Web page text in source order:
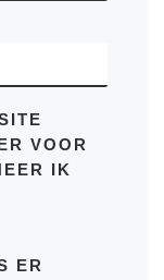
VOOR
IK
ER